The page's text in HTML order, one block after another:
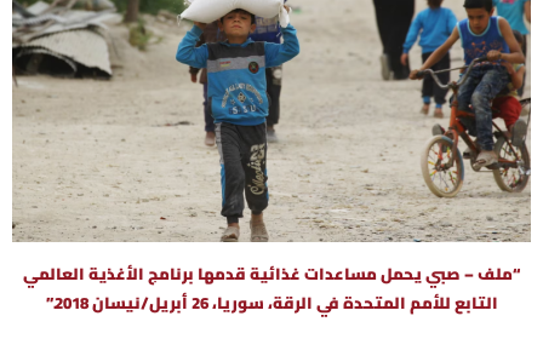
“ملف – صبي يحمل مساعدات غذائية قدمها برنامج الأغذية العالمي
التابع للأمم المتحدة في الرقة، سوريا، 26 أبريل/نيسان 2018.”